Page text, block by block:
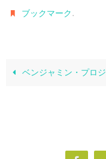
ブックマーク.
ベンジャミン・プロ